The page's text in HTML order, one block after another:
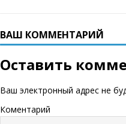
ВАШ КОММЕНТАРИЙ
Оставить
Ваш электронный адрес не
Коментарий